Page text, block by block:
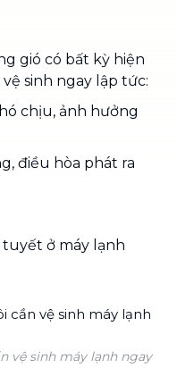
gió có bất kỳ hiện
sinh ngay lập tức:
chịu, ảnh hưởng
điều hòa phát ra
ở máy lạnh
vệ sinh máy lạnh ngay